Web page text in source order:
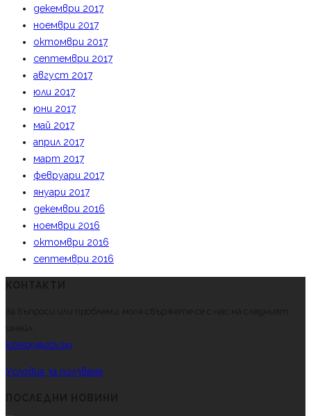
декември 2017
ноември 2017
октомври 2017
септември 2017
август 2017
юли 2017
юни 2017
май 2017
април 2017
март 2017
февруари 2017
януари 2017
декември 2016
ноември 2016
октомври 2016
септември 2016
За въпроси или проблеми, моля свържете се с нас на следният
имейл.
kibikbg@abv.bg
Условия за ползване